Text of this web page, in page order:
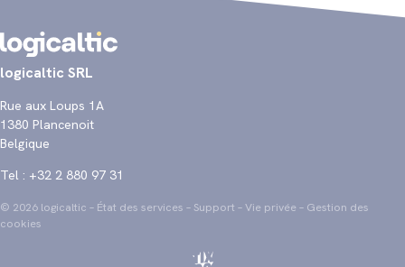
logicaltic SRL
Rue aux Loups 1A
1380 Plancenoit
Belgique
Tel : +32 2 880 97 31
© 2026 logicaltic – État des services – Support –Vie privée – Gestion des
cookies